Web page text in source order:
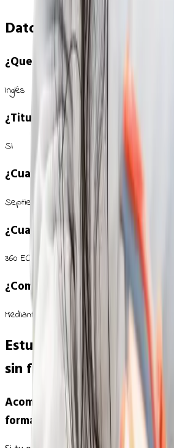
Datos clave
¿Que idiomas se hablan?
Inglés
¿Titulación oficial?
Si
¿Cuando empieza el curso?
Septiembre/Octubre de cada año
¿Cuantos creditos son?
360 ECTS
¿Como accedo?
Mediante prueba. Sin nota de corte
Estudia Matrona en
sin fronteras
Acompaña vidas desde el
formación internacional